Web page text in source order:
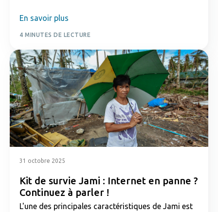
En savoir plus
4 MINUTES DE LECTURE
31 octobre 2025
Kit de survie Jami : Internet en panne ?
Continuez à parler !
L'une des principales caractéristiques de Jami est